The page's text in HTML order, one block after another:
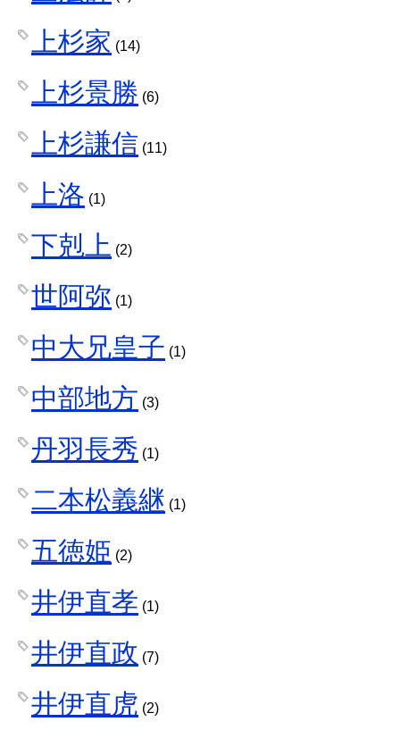
上杉家 (14)
上杉景勝 (6)
上杉謙信 (11)
上洛 (1)
下剋上 (2)
世阿弥 (1)
中大兄皇子 (1)
中部地方 (3)
丹羽長秀 (1)
二本松義継 (1)
五徳姫 (2)
井伊直孝 (1)
井伊直政 (7)
井伊直虎 (2)